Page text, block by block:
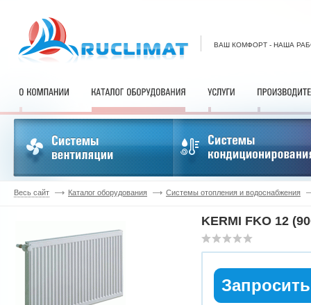
ВАШ КОМФОРТ - НАША
Весь сайт Каталог оборудования Системы отопления и водоснабжения
KERMI FKO 12